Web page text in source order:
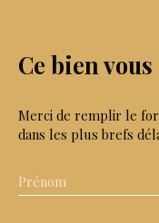
Ce bien
Merci de remplir le
dans les plus brefs
Prénom